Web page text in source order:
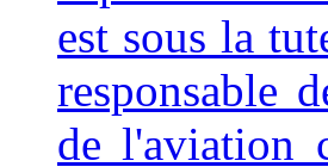
est sous la
responsable
de l'aviation